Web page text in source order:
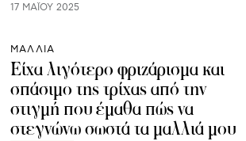
17 ΜΑΪ́ΟΥ 2025
ΜΑΛΛΙΑ
Είχα λιγότερο φριζάρισμα και
σπάσιμο της τρίχας από την
στιγμή που έμαθα πώς να
στεγνώνω σωστά τα μαλλιά μου